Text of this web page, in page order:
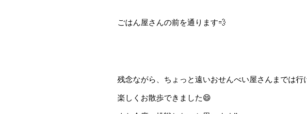
ごはん屋さんの前を通ります💨
残念ながら、ちょっと遠いおせんべい屋さんまでは行
楽しくお散歩できました😄